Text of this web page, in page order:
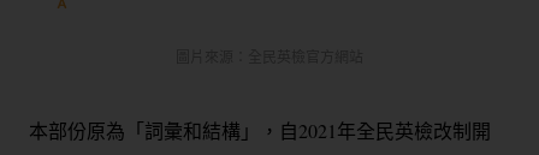
本部份原為「詞彙和結構」，自2021年全民英檢改制開